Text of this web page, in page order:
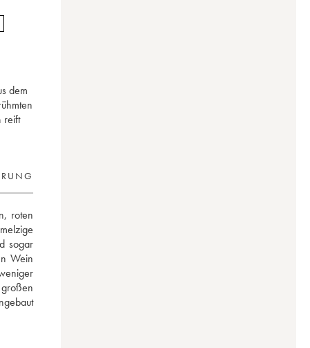
dem
reift
roten
sogar
Wein